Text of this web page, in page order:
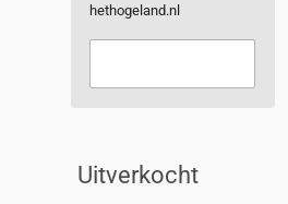
hethogeland.nl
Uitverkocht